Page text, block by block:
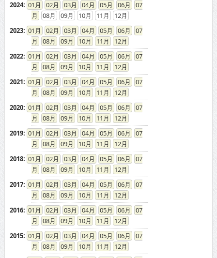
2024: 01 02 03 04 05 06
07
08
09 10 11
12
2023: 01 02 03 04 05 06
07
08
09 10 11
12
2022: 01 02 03 04 05 06
07
08
09 10 11
12
2021: 01 02 03 04 05 06
07
08
09 10 11
12
2020: 01 02 03 04 05 06
07
08
09 10 11
12
2019: 01 02 03 04 05 06
07
08
09 10 11
12
2018: 01 02 03 04 05 06
07
08
09 10 11
12
2017: 01 02 03 04 05 06
07
08
09 10 11
12
2016: 01 02 03 04 05 06
07
08
09 10 11
12
2015: 01 02 03 04 05 06
07
08
09 10 11
12